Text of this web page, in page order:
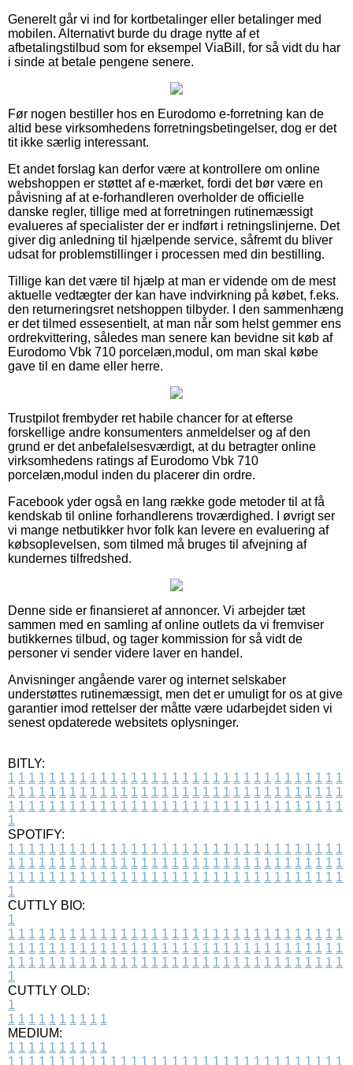
Generelt går vi ind for kortbetalinger eller betalinger med
mobilen. Alternativt burde du drage nytte af et
afbetalingstilbud som for eksempel ViaBill, for så vidt du har
i sinde at betale pengene senere.
Før nogen bestiller hos en Eurodomo e-forretning kan de
altid bese virksomhedens forretningsbetingelser, dog er det
tit ikke særlig interessant.
Et andet forslag kan derfor være at kontrollere om online
webshoppen er støttet af e-mærket, fordi det bør være en
påvisning af at e-forhandleren overholder de officielle
danske regler, tillige med at forretningen rutinemæssigt
evalueres af specialister der er indført i retningslinjerne. Det
giver dig anledning til hjælpende service, såfremt du bliver
udsat for problemstillinger i processen med din bestilling.
Tillige kan det være til hjælp at man er vidende om de mest
aktuelle vedtægter der kan have indvirkning på købet, f.eks.
den returneringsret netshoppen tilbyder. I den sammenhæng
er det tilmed essesentielt, at man når som helst gemmer ens
ordrekvittering, således man senere kan bevidne sit køb af
Eurodomo Vbk 710 porcelæn,modul, om man skal købe
gave til en dame eller herre.
Trustpilot frembyder ret habile chancer for at efterse
forskellige andre konsumenters anmeldelser og af den
grund er det anbefalelsesværdigt, at du betragter online
virksomhedens ratings af Eurodomo Vbk 710
porcelæn,modul inden du placerer din ordre.
Facebook yder også en lang række gode metoder til at få
kendskab til online forhandlerens troværdighed. I øvrigt ser
vi mange netbutikker hvor folk kan levere en evaluering af
købsoplevelsen, som tilmed må bruges til afvejning af
kundernes tilfredshed.
Denne side er finansieret af annoncer. Vi arbejder tæt
sammen med en samling af online outlets da vi fremviser
butikkernes tilbud, og tager kommission for så vidt de
personer vi sender videre laver en handel.
Anvisninger angående varer og internet selskaber
understøttes rutinemæssigt, men det er umuligt for os at give
garantier imod rettelser der måtte være udarbejdet siden vi
senest opdaterede websitets oplysninger.
BITLY:
1 1 1 1 1 1 1 1 1 1 1 1 1 1 1 1 1 1 1 1 1 1 1 1 1 1 1 1 1 1 1 1 1
1 1 1 1 1 1 1 1 1 1 1 1 1 1 1 1 1 1 1 1 1 1 1 1 1 1 1 1 1 1 1 1 1
1 1 1 1 1 1 1 1 1 1 1 1 1 1 1 1 1 1 1 1 1 1 1 1 1 1 1 1 1 1 1 1 1
1
SPOTIFY:
1 1 1 1 1 1 1 1 1 1 1 1 1 1 1 1 1 1 1 1 1 1 1 1 1 1 1 1 1 1 1 1 1
1 1 1 1 1 1 1 1 1 1 1 1 1 1 1 1 1 1 1 1 1 1 1 1 1 1 1 1 1 1 1 1 1
1 1 1 1 1 1 1 1 1 1 1 1 1 1 1 1 1 1 1 1 1 1 1 1 1 1 1 1 1 1 1 1 1
1
CUTTLY BIO:
1
1 1 1 1 1 1 1 1 1 1 1 1 1 1 1 1 1 1 1 1 1 1 1 1 1 1 1 1 1 1 1 1 1
1 1 1 1 1 1 1 1 1 1 1 1 1 1 1 1 1 1 1 1 1 1 1 1 1 1 1 1 1 1 1 1 1
1 1 1 1 1 1 1 1 1 1 1 1 1 1 1 1 1 1 1 1 1 1 1 1 1 1 1 1 1 1 1 1 1
1
CUTTLY OLD:
1
1 1 1 1 1 1 1 1 1 1
MEDIUM:
1 1 1 1 1 1 1 1 1 1
1 1 1 1 1 1 1 1 1 1 1 1 1 1 1 1 1 1 1 1 1 1 1 1 1 1 1 1 1 1 1 1 1